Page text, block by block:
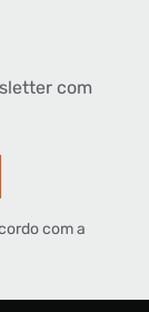
com
com a